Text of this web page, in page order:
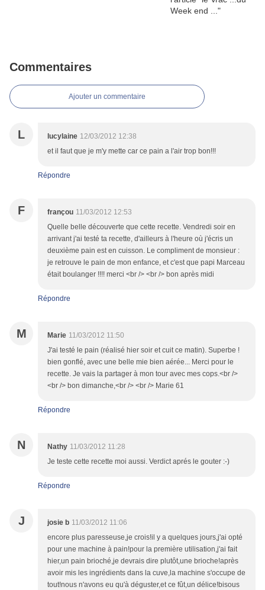
Commentaires
Ajouter un commentaire
L lucylaine 12/03/2012 12:38
et il faut que je m'y mette car ce pain a l'air trop bon!!!
Répondre
F françou 11/03/2012 12:53
Quelle belle découverte que cette recette. Vendredi soir en
arrivant j'ai testé ta recette, d'ailleurs à l'heure où j'écris un
deuxième pain est en cuisson. Le compliment de monsieur :
je retrouve le pain de mon enfance, et c'est que papi Marceau
était boulanger !!!! merci <br /> <br /> bon après midi
Répondre
M Marie 11/03/2012 11:50
J'ai testé le pain (réalisé hier soir et cuit ce matin). Superbe !
bien gonflé, avec une belle mie bien aérée... Merci pour le
recette. Je vais la partager à mon tour avec mes cops.<br />
<br /> bon dimanche,<br /> <br /> Marie 61
Répondre
N Nathy 11/03/2012 11:28
Je teste cette recette moi aussi. Verdict aprés le gouter :-)
Répondre
J josie b 11/03/2012 11:06
encore plus paresseuse,je crois!il y a quelques jours,j'ai opté
pour une machine à pain!pour la première utilisation,j'ai fait
hier,un pain brioché,je devrais dire plutôt,une brioche!après
avoir mis les ingrédients dans la cuve,la machine s'occupe de
tout!nous n'avons eu qu'à déguster,et ce fût,un délice!bisous